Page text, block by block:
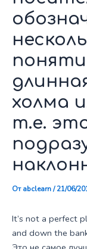
холма
т.е.
Отabclearn/21/06/
It’s not a perfect
and down the